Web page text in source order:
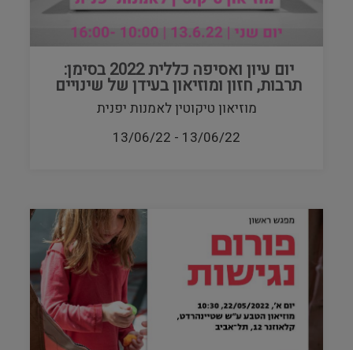
יום עיון ואסיפה כללית 2022 בסימן:
תרבות, חזון ומוזיאון בעידן של שינויים
מוזיאון טיקוטין לאמנות יפנית
13/06/22
-
13/06/22